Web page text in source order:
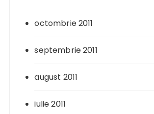
octombrie 2011
septembrie 2011
august 2011
iulie 2011